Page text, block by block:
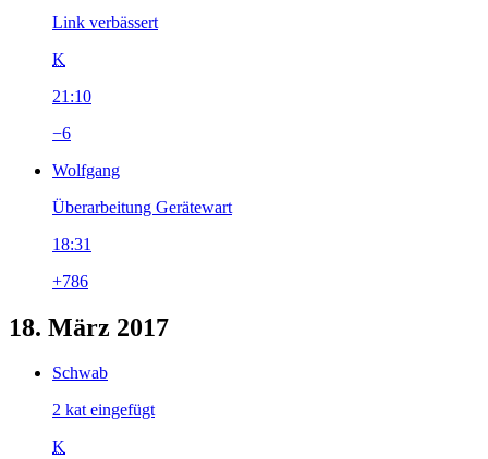
Link verbässert
K
21:10
−6
Wolfgang
Überarbeitung Gerätewart
18:31
+786
18. März 2017
Schwab
2 kat eingefügt
K